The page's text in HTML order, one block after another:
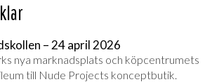
– 24 april 2026
nya marknadsplats och köpcentrumets
till Nude Projects konceptbutik.